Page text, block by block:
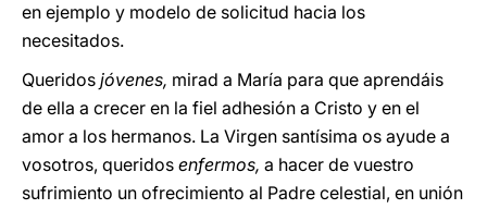
en ejemplo y modelo de solicitud hacia los
necesitados.
Queridos jóvenes, mirad a María para que aprendáis
de ella a crecer en la fiel adhesión a Cristo y en el
amor a los hermanos. La Virgen santísima os ayude a
vosotros, queridos enfermos, a hacer de vuestro
sufrimiento un ofrecimiento al Padre celestial, en unión